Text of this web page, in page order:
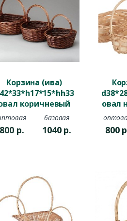
Корзина (ива)
коричневый
800 р.
базовая
1040 р.
овал
800